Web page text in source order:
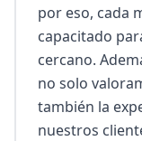
por eso, cada
capacitado
cercano.
no solo
también la
nuestros